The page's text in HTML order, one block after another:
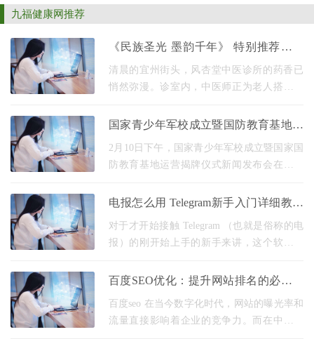
九福健康网推荐
《民族圣光 墨韵千年》 特别推荐广西
风杏堂国医馆——周枫女士
清晨的宜州街头，风杏堂中医诊所的药香已
悄然弥漫。诊室内，中医师正为老人搭脉问
文化角的居民正翻阅节气养生手册——这家
国家青少年军校成立暨国防教育基地运
营揭牌仪式在京举行
2月10日下午，国家青少年军校成立暨国家国
防教育基地运营揭牌仪式新闻发布会在北京
家青少年军校成立，并揭牌运营国家国防教
电报怎么用 Telegram新手入门详细教程
从下载到使用的完整指南
对于才开始接触 Telegram （也就是俗称的电
报）的刚开始上手的新手来讲，这个软件好
主打隐私安全以及高速通讯的即时通讯软
百度SEO优化：提升网站排名的必备技
巧
百度seo 在当今数字化时代，网站的曝光率和
流量直接影响着企业的竞争力。而在中国，